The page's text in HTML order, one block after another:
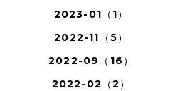
2023-01（1）
2022-11（5）
2022-09（16）
2022-02（2）